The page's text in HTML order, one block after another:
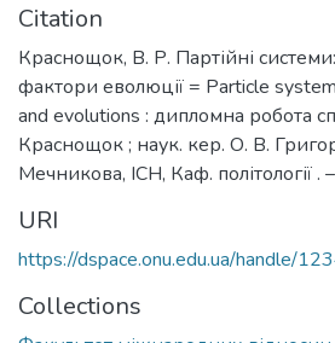
Citation
Краснощок, В. Р. Партійні
фактори еволюції = Particle
and evolutions : дипломна робота
Краснощок ; наук. кер. О. В.
Мечникова, ІСН, Каф. політології .
URI
https://dspace.onu.edu.ua/handle/
Collections